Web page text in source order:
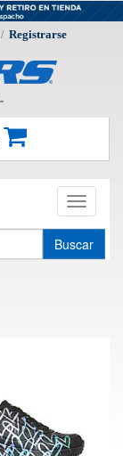
/ Registrarse
Toggle
Buscar